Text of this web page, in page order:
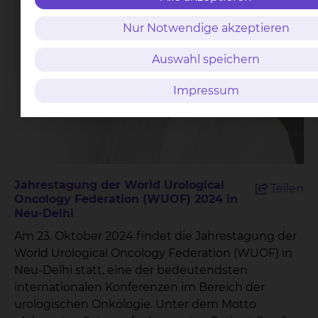
Jahrestagung der World Urological
Oncology Federation (WUOF) 2024 in
Neu-Delhi
Teilen
Am 23. Oktober 2024 findet die Jahrestagung der
World Urological Oncology Federation (WUOF) in
Neu-Delhi statt, eine der bedeutendsten
internationalen Konferenzen im Bereich der
urologischen Onkologie. Unter dem Motto
Nur Notwendige akzeptieren
Auswahl speichern
Impressum